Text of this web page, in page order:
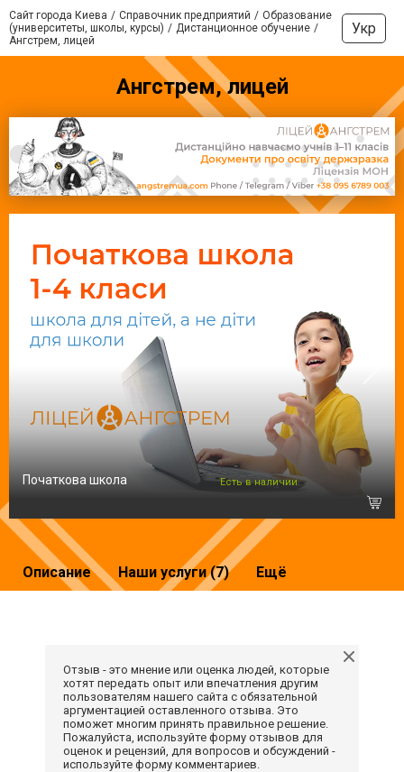
Сайт города Киева Справочник предприятий
Образование
(университеты, школы, курсы)
Дистанционное обучение
Ангстрем, лицей
Укр
Ангстрем, лицей
Початкова школа Есть в наличии
Описание Наши услуги (7) Ещё
Отзыв - это мнение или оценка людей, которые
хотят передать опыт или впечатления другим
пользователям нашего сайта с обязательной
аргументацией оставленного отзыва. Это
поможет многим принять правильное решение.
Пожалуйста, используйте форму отзывов для
оценок и рецензий, для вопросов и обсуждений -
используйте форму комментариев.